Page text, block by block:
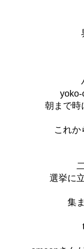
朝まで時
これ
選挙に
集